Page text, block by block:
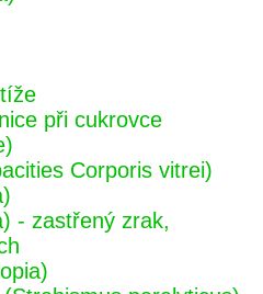
při cukrovce
Corporis vitrei)
- zastřený zrak,